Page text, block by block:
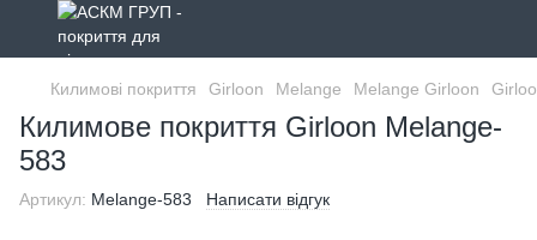
Килимові покриття Girloon Melange Melange Girloon
Килимове покриття Girloon Melange-
583
Артикул: Melange-583 Написати відгук